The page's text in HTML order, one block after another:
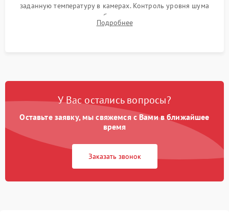
заданную температуру в камерах. Контроль уровня шума
компрессора, отсутствия обмерзания стенок и корректного
срабатывания системы автоматической оттайки.
Подробнее
У Вас остались вопросы?
Оставьте заявку, мы свяжемся с Вами в ближайшее
время
Заказать звонок